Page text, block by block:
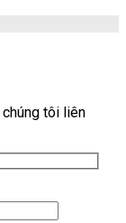
tôi liên